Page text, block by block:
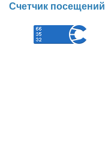
Счетчик посещений